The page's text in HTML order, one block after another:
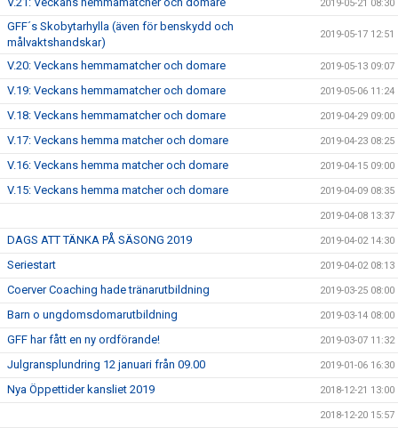
2019-05-21 08:30
GFF´s Skobytarhylla (även för benskydd och
målvaktshandskar)
2019-05-17 12:51
V.20: Veckans hemmamatcher och domare 2019-05-13 09:07
V.19: Veckans hemmamatcher och domare 2019-05-06 11:24
V.18: Veckans hemmamatcher och domare 2019-04-29 09:00
V.17: Veckans hemma matcher och domare 2019-04-23 08:25
V.16: Veckans hemma matcher och domare 2019-04-15 09:00
V.15: Veckans hemma matcher och domare 2019-04-09 08:35
2019-04-08 13:37
DAGS ATT TÄNKA PÅ SÄSONG 2019 2019-04-02 14:30
Seriestart 2019-04-02 08:13
Coerver Coaching hade tränarutbildning 2019-03-25 08:00
Barn o ungdomsdomarutbildning 2019-03-14 08:00
GFF har fått en ny ordförande! 2019-03-07 11:32
Julgransplundring 12 januari från 09.00 2019-01-06 16:30
Nya Öppettider kansliet 2019 2018-12-21 13:00
2018-12-20 15:57